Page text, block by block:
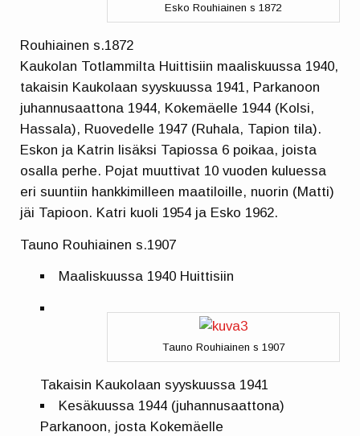
Esko Rouhiainen s 1872
Rouhiainen s.1872
Kaukolan Totlammilta Huittisiin maaliskuussa 1940,
takaisin Kaukolaan syyskuussa 1941, Parkanoon
juhannusaattona 1944, Kokemäelle 1944 (Kolsi,
Hassala), Ruovedelle 1947 (Ruhala, Tapion tila).
Eskon ja Katrin lisäksi Tapiossa 6 poikaa, joista
osalla perhe. Pojat muuttivat 10 vuoden kuluessa
eri suuntiin hankkimilleen maatiloille, nuorin (Matti)
jäi Tapioon. Katri kuoli 1954 ja Esko 1962.
Tauno Rouhiainen s.1907
Maaliskuussa 1940 Huittisiin
Tauno Rouhiainen s 1907
Takaisin Kaukolaan syyskuussa 1941
Kesäkuussa 1944 (juhannusaattona)
Parkanoon, josta Kokemäelle